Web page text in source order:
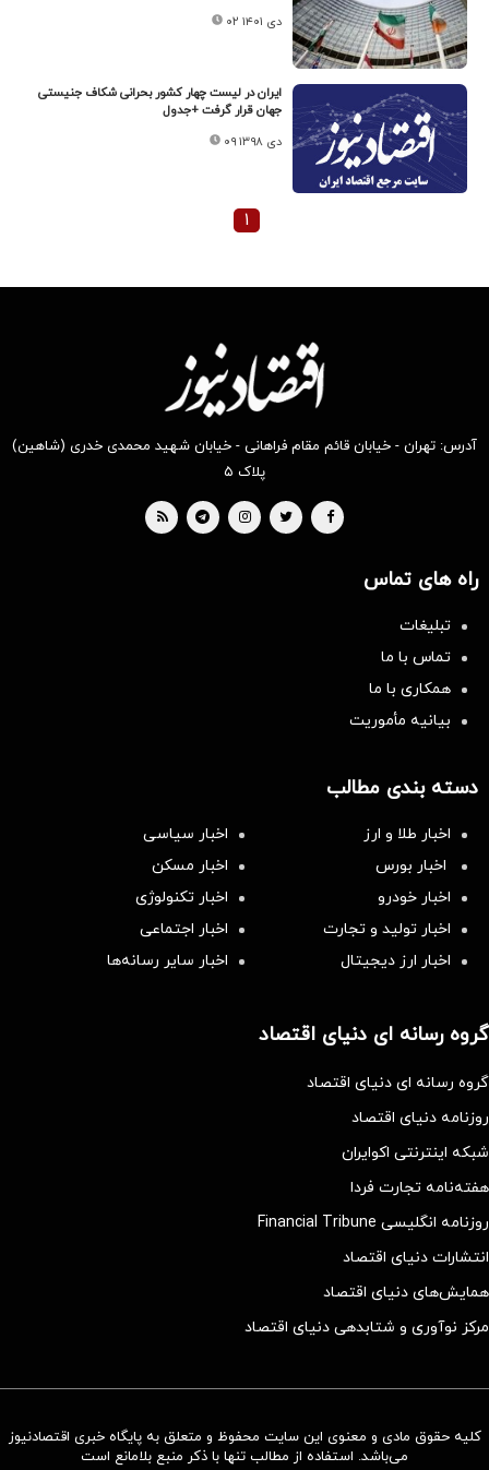
۰۲ دی ۱۴۰۱
ایران در لیست چهار کشور بحرانی شکاف جنیستی
جهان قرار گرفت +جدول
۰۹ دی ۱۳۹۸
۱
آدرس: تهران - خیابان قائم مقام فراهانی - خیابان شهید محمدی خدری (شاهین)
پلاک ۵
راه های تماس
تبلیغات
تماس با ما
همکاری با ما
بیانیه مأموریت
دسته بندی مطالب
اخبار طلا و ارز
اخبار سیاسی
اخبار بورس
اخبار مسکن
اخبار خودرو
اخبار تکنولوژی
اخبار تولید و تجارت
اخبار اجتماعی
اخبار ارز دیجیتال
اخبار سایر رسانه‌‌ها
گروه رسانه ای دنیای اقتصاد
گروه رسانه ای دنیای اقتصاد
روزنامه دنیای اقتصاد
شبکه اینترنتی اکوایران
هفته‌نامه تجارت فردا
روزنامه انگلیسی Financial Tribune
انتشارات دنیای اقتصاد
همایش‌های دنیای اقتصاد
مرکز نوآوری و شتابدهی دنیای اقتصاد
کلیه حقوق مادی و معنوی این سایت محفوظ و متعلق به پایگاه خبری اقتصادنیوز
می‌باشد. استفاده از مطالب تنها با ذکر منبع بلامانع است